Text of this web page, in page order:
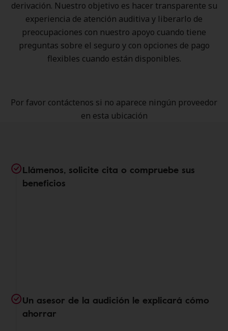
derivación. Nuestro objetivo es hacer transparente su
experiencia de atención auditiva y liberarlo de
preocupaciones con nuestro apoyo cuando tiene
preguntas sobre el seguro y con opciones de pago
flexibles cuando están disponibles.
Por favor contáctenos si no aparece ningún proveedor
en esta ubicación
Llámenos, solicite cita o compruebe sus
beneficios
Un asesor de la audición le explicará cómo
ahorrar